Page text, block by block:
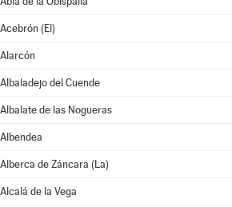
Acebrón (El)
Alarcón
Albaladejo del Cuende
Albalate de las Nogueras
Albendea
Alberca de Záncara (La)
Alcalá de la Vega